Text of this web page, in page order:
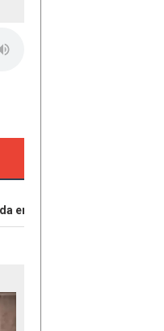
caso Dafne; tiene 18 años